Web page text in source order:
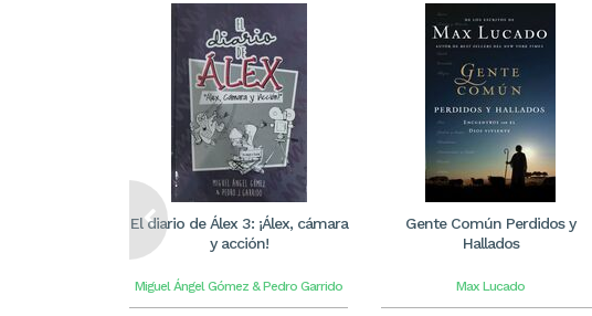
El diario de Álex 3: ¡Álex, cámara
y acción!
Miguel Ángel Gómez & Pedro Garrido
Gente Común Perdidos y
Hallados
Max Lucado